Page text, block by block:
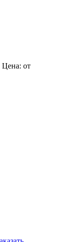
Цена: от